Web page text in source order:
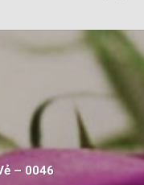
– 0046